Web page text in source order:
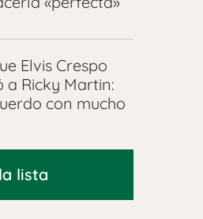
Elvis Crespo
a Ricky Martin:
con mucho
lista